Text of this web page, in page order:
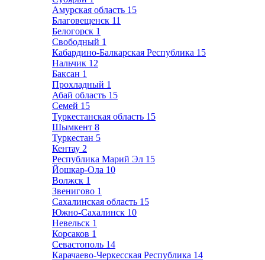
Амурская область 15
Благовещенск 11
Белогорск 1
Свободный 1
Кабардино-Балкарская Республика 15
Нальчик 12
Баксан 1
Прохладный 1
Абай область 15
Семей 15
Туркестанская область 15
Шымкент 8
Туркестан 5
Кентау 2
Республика Марий Эл 15
Йошкар-Ола 10
Волжск 1
Звенигово 1
Сахалинская область 15
Южно-Сахалинск 10
Невельск 1
Корсаков 1
Севастополь 14
Карачаево-Черкесская Республика 14